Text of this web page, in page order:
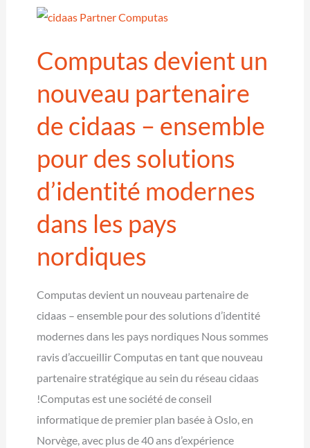
numérique
cidaas
it-
2025
Computas devient un
nouveau partenaire
de cidaas – ensemble
pour des solutions
d’identité modernes
dans les pays
nordiques
Computas devient un nouveau partenaire de
cidaas – ensemble pour des solutions d’identité
modernes dans les pays nordiques Nous sommes
ravis d’accueillir Computas en tant que nouveau
partenaire stratégique au sein du réseau cidaas
!Computas est une société de conseil
informatique de premier plan basée à Oslo, en
Norvège, avec plus de 40 ans d’expérience